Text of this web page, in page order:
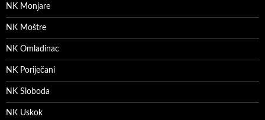
NK Monjare
NK Moštre
NK Omladinac
NK Poriječani
NK Sloboda
NK Uskok